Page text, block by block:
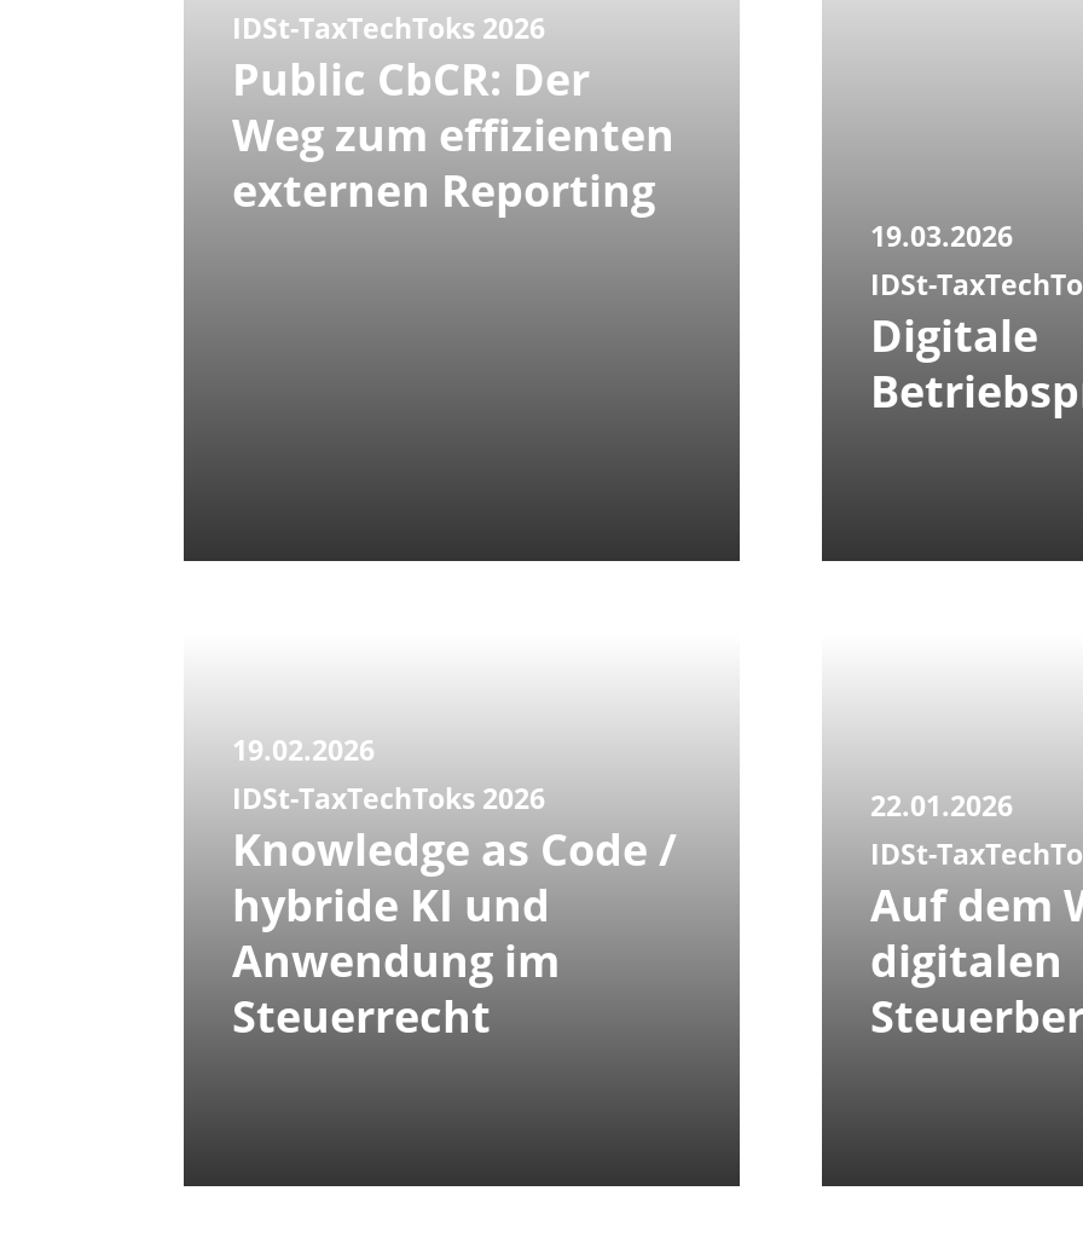
IDSt-TaxTechToks 2026
Public CbCR: Der
Weg zum effizienten
externen Reporting
19.03.2026
IDSt-
Digitale
19.02.2026
IDSt-TaxTechToks 2026
Knowledge as Code /
hybride KI und
Anwendung im
Steuerrecht
22.01.2026
IDSt-
Auf dem
digitalen